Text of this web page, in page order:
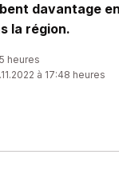
davantage
la région.
heures
à 17:48 heures